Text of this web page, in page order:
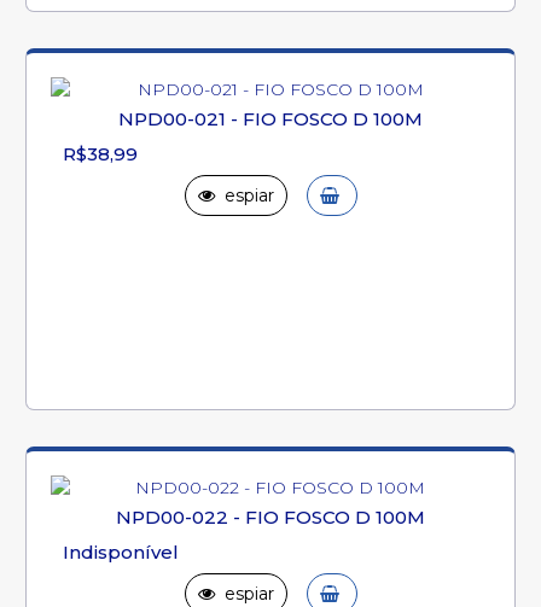
NPD00-021 - FIO FOSCO D 100M
R$38,99
espiar
NPD00-022 - FIO FOSCO D 100M
Indisponível
espiar